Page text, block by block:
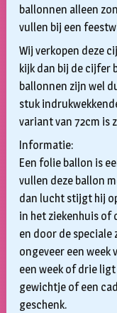
ballonnen alleen
vullen bij een
Wij verkopen deze
kijk dan bij de cijfer
ballonnen zijn wel
stuk
variant van 72cm is
Informatie:
Een folie ballon is
vullen deze ballon
dan lucht stijgt hij
in het ziekenhuis of
en door de
ongeveer een week
een week of drie
gewichtje of een
geschenk.